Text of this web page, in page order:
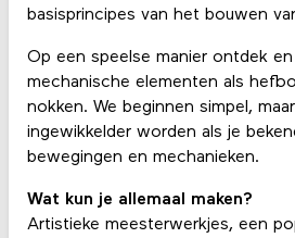
basisprincipes van het bouwen
Op een speelse manier ontdek en
mechanische elementen als
nokken. We beginnen simpel,
ingewikkelder worden als je
bewegingen en mechanieken.
Wat kun je allemaal maken?
Artistieke meesterwerkjes, een